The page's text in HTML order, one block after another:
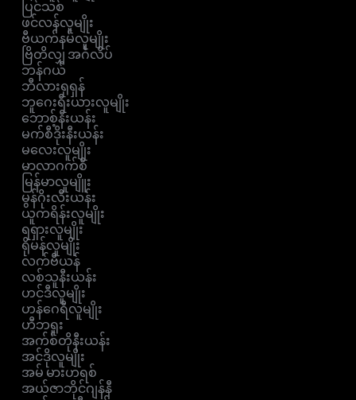
ပြင်သစ်
ဖင်လန်လူမျိုး
ဗီယက်နမ်လူမျိုး
ဗြိတိလျှ အင်္ဂလိပ်
ဘန်ဂယ်
ဘီလားရုရှန်
ဘူဂေးရီးယားလူမျိုး
ဘောစ့်နီးယန်း
မက်စီဒိုးနီးယန်း
မလေးလူမျိုး
မာလာဂက်စီ
မြန်မာလူမျိူး
မွန်ဂိုးလီးယန်း
ယူကရိန်းလူမျိုး
ရရှားလူမျိုး
ရိုမန်လူမျိုး
လက်ဗီယန်
လစ်သူနီးယန်း
ဟင်ဒီလူမျိုး
ဟန်ဂေရီလူမျိုး
ဟီဘရူး
အက်စ်တိုနီးယန်း
အင်ဒိုလူမျိုး
အမ် မားဟရစ်
အယ်ဇာဘိုင်ဂျန်နီ